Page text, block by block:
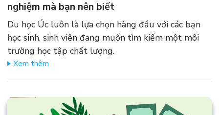
nghiệm mà bạn nên biết
Du học Úc luôn là lựa chọn hàng đầu với các bạn
học sinh, sinh viên đang muốn tìm kiếm một môi
trường học tập chất lượng.
Xem thêm